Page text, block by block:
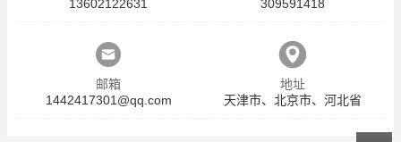
13602122631
309591418
邮箱
1442417301@qq.com
地址
天津市、北京市、河北省